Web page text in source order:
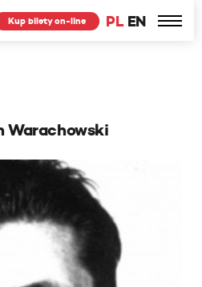
PL EN
Kup bilety on-line
Warachowski